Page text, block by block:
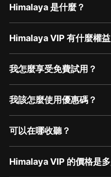
Himalaya 是什麼？
Himalaya VIP 有什麼權益
我怎麼享受免費試用？
我該怎麼使用優惠碼？
可以在哪收聽？
Himalaya VIP 的價格是多